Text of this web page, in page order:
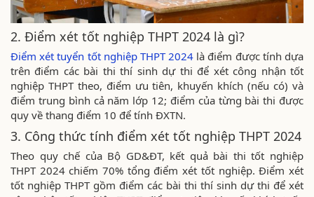
2. Điểm xét tốt nghiệp THPT 2024 là gì?
Điểm xét tuyển tốt nghiệp THPT 2024 là điểm được tính dựa
trên điểm các bài thi thí sinh dự thi để xét công nhận tốt
nghiệp THPT theo, điểm ưu tiên, khuyến khích (nếu có) và
điểm trung bình cả năm lớp 12; điểm của từng bài thi được
quy về thang điểm 10 để tính ĐXTN.
3. Công thức tính điểm xét tốt nghiệp THPT 2024
Theo quy chế của Bộ GD&ĐT, kết quả bài thi tốt nghiệp
THPT 2024 chiếm 70% tổng điểm xét tốt nghiệp. Điểm xét
tốt nghiệp THPT gồm điểm các bài thi thí sinh dự thi để xét